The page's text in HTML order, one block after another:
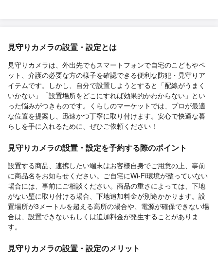
見守りカメラの設置・設定とは
見守りカメラは、外出先でもスマートフォンで自宅のこどもやペ
ット、介護の必要な方の様子を確認できる便利な防犯・見守りア
イテムです。しかし、自分で設置しようとすると「配線がうまく
いかない」「設置場所をどこにすれば効果的かわからない」とい
った悩みがつきものです。くらしのマーケットでは、プロが最適
な位置を提案し、迅速かつ丁寧に取り付けます。安心で快適な暮
らしを手に入れるために、ぜひご依頼ください！
見守りカメラの設置・設定を予約する際のポイント
設置する商品、連携したい端末はお客様自身でご用意の上、事前
に商品名をお知らせください。ご自宅にWi-Fi環境が整っていない
場合には、事前にご相談ください。商品の重さによっては、下地
がない壁に取り付ける場合、下地追加料金が別途かかります。設
置場所が3メートルを超える高所の場合や、電源が確保できない場
合は、設置できないもしくは追加料金が発生することがありま
す。
見守りカメラの設置・設定のメリット